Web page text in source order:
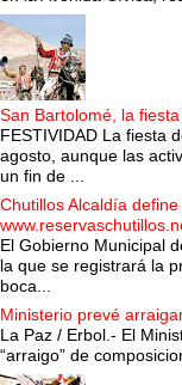
San Bartolomé, la
FESTIVIDAD La fiesta
agosto, aunque las
un fin de ...
Chutillos Alcaldía
El Gobierno Municipal
la que se registrará la
boca...
Ministerio prevé
La Paz / Erbol.- El
“arraigo” de